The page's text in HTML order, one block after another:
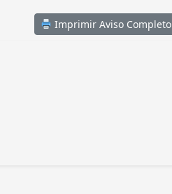
Imprimir Aviso Completo